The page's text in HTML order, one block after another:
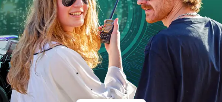
IT
NL
Tickets buchen
Gutscheine bestellen